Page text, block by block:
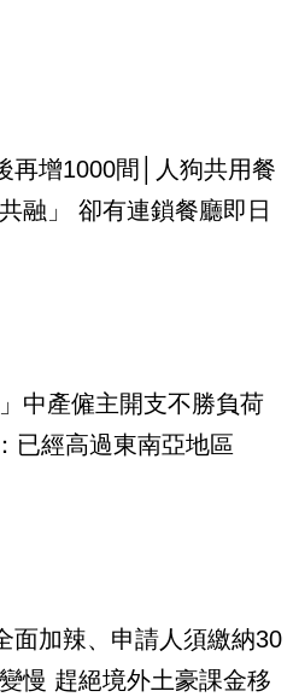
再增1000間│人狗共用餐
融」 卻有連鎖餐廳即日
中產僱主開支不勝負荷
已經高過東南亞地區
面加辣、申請人須繳納30
慢 趕絕境外土豪課金移